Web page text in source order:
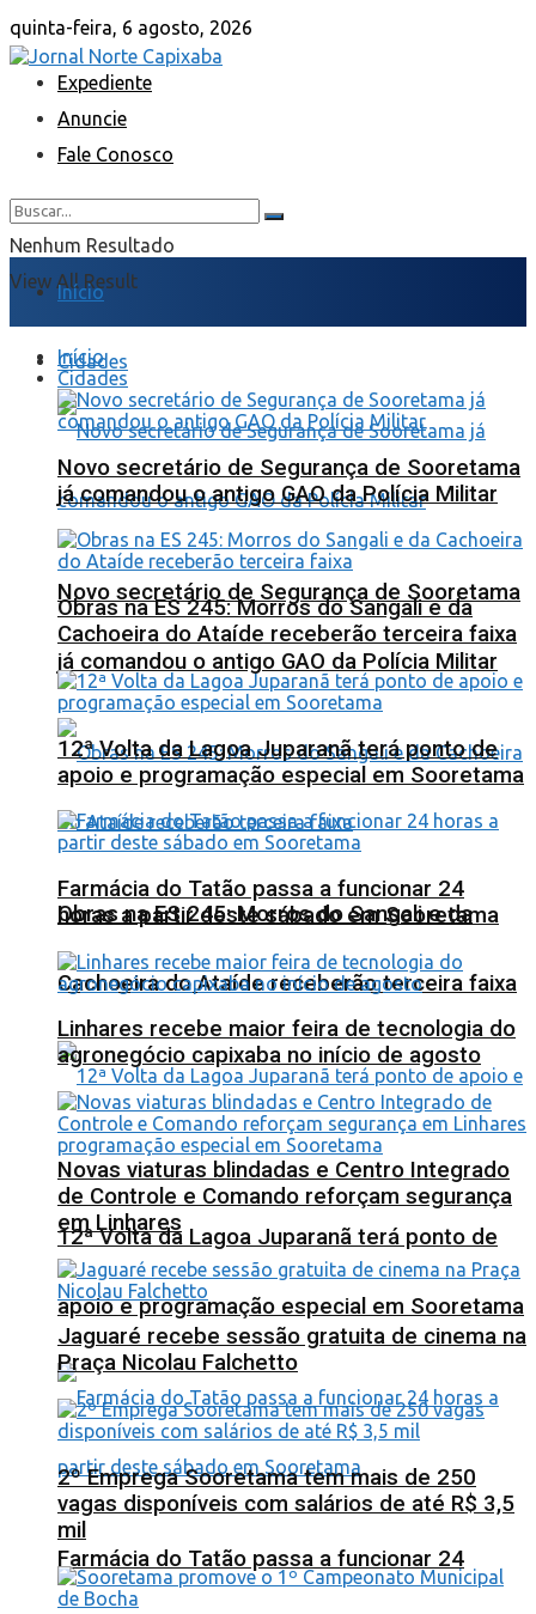
quinta-feira, 6 agosto, 2026
Expediente
Anuncie
Fale Conosco
Nenhum Resultado
View All Result
Início
Cidades
Novo secretário de Segurança de Sooretama
já comandou o antigo GAO da Polícia Militar
Obras na ES 245: Morros do Sangali e da
Cachoeira do Ataíde receberão terceira faixa
12ª Volta da Lagoa Juparanã terá ponto de
apoio e programação especial em Sooretama
Farmácia do Tatão passa a funcionar 24
Início
Cidades
Novo secretário de Segurança de Sooretama
já comandou o antigo GAO da Polícia Militar
Obras na ES 245: Morros do Sangali e da
Cachoeira do Ataíde receberão terceira faixa
12ª Volta da Lagoa Juparanã terá ponto de
apoio e programação especial em Sooretama
Farmácia do Tatão passa a funcionar 24
horas a partir deste sábado em Sooretama
Linhares recebe maior feira de tecnologia do
agronegócio capixaba no início de agosto
Novas viaturas blindadas e Centro Integrado
de Controle e Comando reforçam segurança
em Linhares
Jaguaré recebe sessão gratuita de cinema na
Praça Nicolau Falchetto
2º Emprega Sooretama tem mais de 250
vagas disponíveis com salários de até R$ 3,5
mil